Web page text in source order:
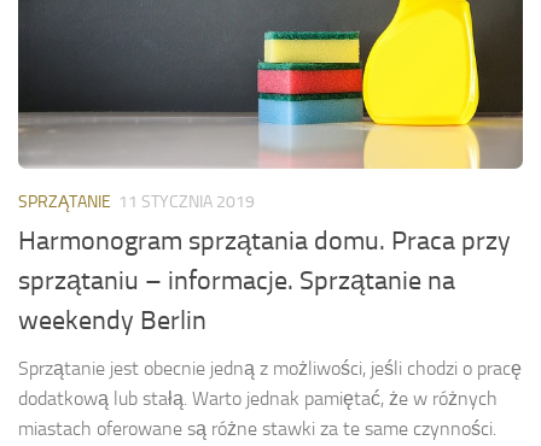
SPRZĄTANIE 11 STYCZNIA 2019
Harmonogram sprzątania domu. Praca przy
sprzątaniu – informacje. Sprzątanie na
weekendy Berlin
Sprzątanie jest obecnie jedną z możliwości, jeśli chodzi o pracę
dodatkową lub stałą. Warto jednak pamiętać, że w różnych
miastach oferowane są różne stawki za te same czynności.